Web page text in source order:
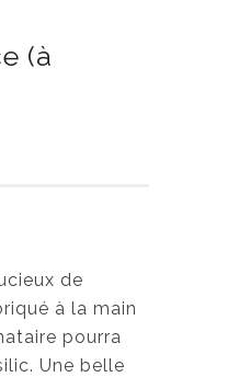
(à
de
à la main
pourra
Une belle